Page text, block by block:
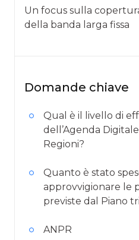
Un focus sulla
della banda larga fissa
Domande chiave
Qual è il livello di
dell’Agenda
Regioni?
Quanto è stato
approvvigionare le
previste dal Piano
ANPR